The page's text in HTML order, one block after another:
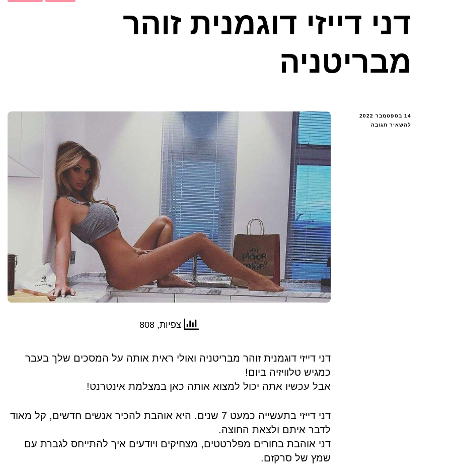
דני דייזי דוגמנית זוהר
מבריטניה
14 בספטמבר 2022
להשאיר תגובהבנושא
צפיות, 808
דני דייזי דוגמנית זוהר מבריטניה ואולי ראית אותה על המסכים שלך בעבר
כמגיש טלוויזיה ביום!
אבל עכשיו אתה יכול למצוא אותה כאן במצלמת אינטרנט!
דני דייזי בתעשייה כמעט 7 שנים. היא אוהבת להכיר אנשים חדשים, קל מאוד
לדבר איתם ולצאת החוצה.
דני אוהבת בחורים מפלרטטים, מצחיקים ויודעים איך להתייחס לגברת עם
שמץ של סרקזם.